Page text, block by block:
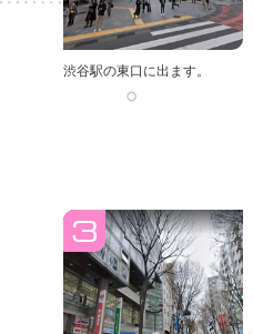
渋谷駅の東口に出ます。